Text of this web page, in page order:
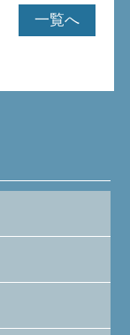
一覧へ